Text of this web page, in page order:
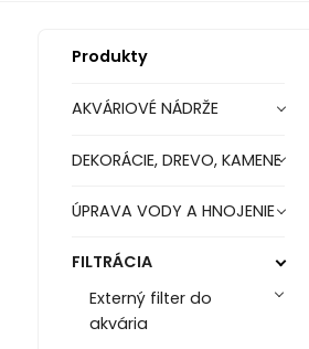
Produkty
AKVÁRIOVÉ NÁDRŽE
DEKORÁCIE, DREVO, KAMENE
ÚPRAVA VODY A HNOJENIE
FILTRÁCIA
Externý filter do
akvária